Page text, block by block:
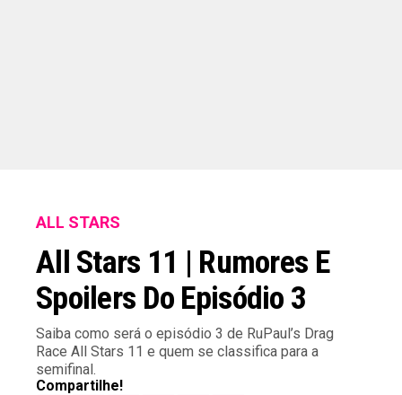
ALL STARS
All Stars 11 | Rumores E
Spoilers Do Episódio 3
Saiba como será o episódio 3 de RuPaul’s Drag
Race All Stars 11 e quem se classifica para a
semifinal.
Compartilhe!